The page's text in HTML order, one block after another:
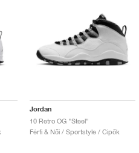
Jordan
10 Retro OG "Steel"
Férfi & Női / Sportstyle / Cipők